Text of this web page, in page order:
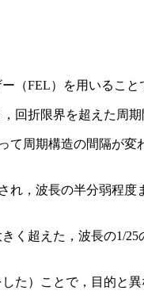
（FEL）を用いるこ
折限界を超えた周
て周期構造の間隔が
れ，波長の半分弱程
く超えた，波長の1/
た）ことで，目的と